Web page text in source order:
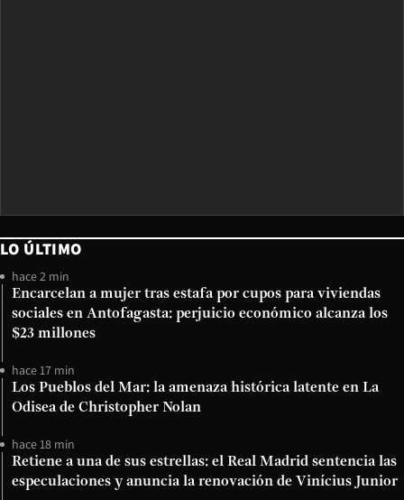
LO ÚLTIMO
hace 2 min
Encarcelan a mujer tras estafa por cupos para viviendas
sociales en Antofagasta: perjuicio económico alcanza los
$23 millones
hace 17 min
Los Pueblos del Mar: la amenaza histórica latente en La
Odisea de Christopher Nolan
hace 18 min
Retiene a una de sus estrellas: el Real Madrid sentencia las
especulaciones y anuncia la renovación de Vinícius Junior